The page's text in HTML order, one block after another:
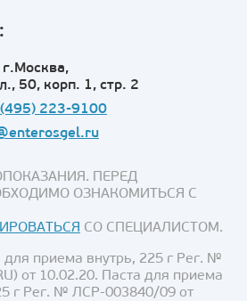
50, корп. 1, стр. 2
(495) 223-9100
ПЕРЕД
ОЗНАКОМИТЬСЯ С
СО СПЕЦИАЛИСТОМ.
для приема внутрь, 225 г Рег. №
от 10.02.20. Паста для приема
г Рег. № ЛСР-003840/09 от